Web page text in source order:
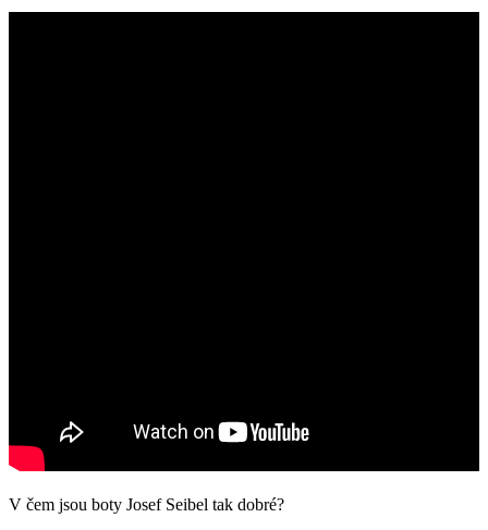
V čem jsou boty Josef Seibel tak dobré?